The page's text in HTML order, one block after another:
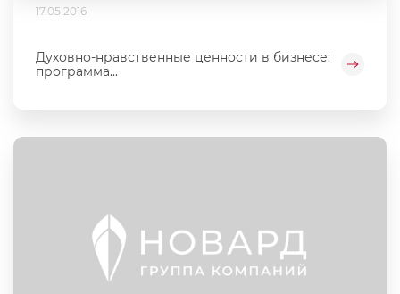
17.05.2016
Духовно-нравственные ценности в бизнесе:
программа...